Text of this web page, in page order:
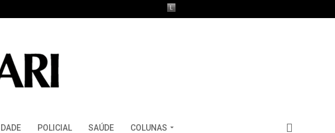
POLICIAL SAÚDE COLUNAS